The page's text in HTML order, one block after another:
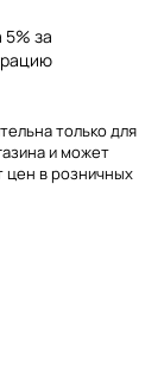
5% за
только для
и может
цен в розничных